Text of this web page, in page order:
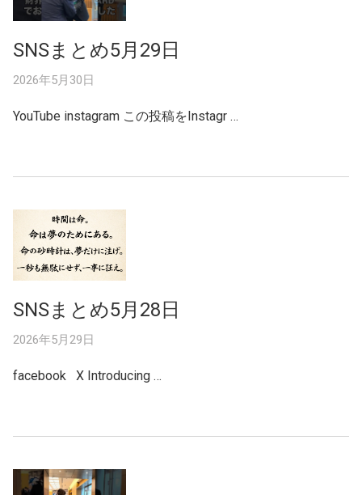
SNSまとめ5月29日
2026年5月30日
YouTube instagram この投稿をInstagr …
SNSまとめ5月28日
2026年5月29日
facebook X Introducing …